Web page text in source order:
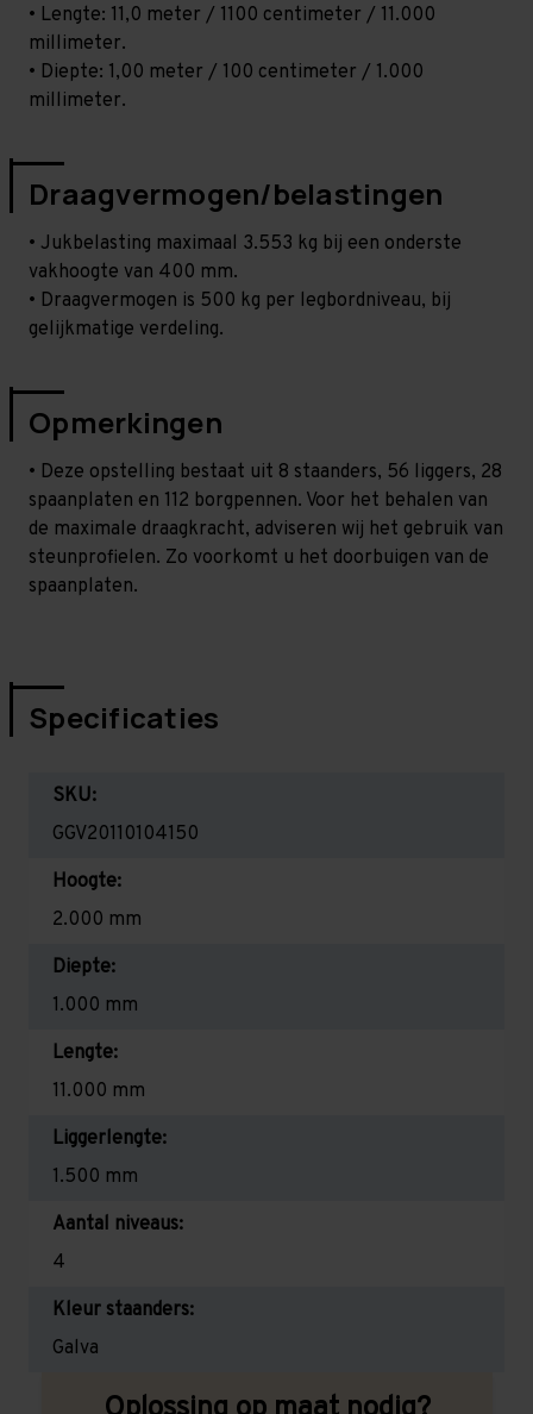
• Lengte: 11,0 meter / 1100 centimeter / 11.000
millimeter.
• Diepte: 1,00 meter / 100 centimeter / 1.000
millimeter.
Draagvermogen/belastingen
• Jukbelasting maximaal 3.553 kg bij een onderste
vakhoogte van 400 mm.
• Draagvermogen is 500 kg per legbordniveau, bij
gelijkmatige verdeling.
Opmerkingen
• Deze opstelling bestaat uit 8 staanders, 56 liggers, 28
spaanplaten en 112 borgpennen. Voor het behalen van
de maximale draagkracht, adviseren wij het gebruik van
steunprofielen. Zo voorkomt u het doorbuigen van de
spaanplaten.
Specificaties
SKU:
GGV20110104150
Hoogte:
2.000 mm
Diepte:
1.000 mm
Lengte:
11.000 mm
Liggerlengte:
1.500 mm
Aantal niveaus:
4
Kleur staanders:
Galva